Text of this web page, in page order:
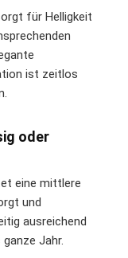
für Helligkeit
ist zeitlos
oder
eine mittlere
und
ausreichend
Jahr.